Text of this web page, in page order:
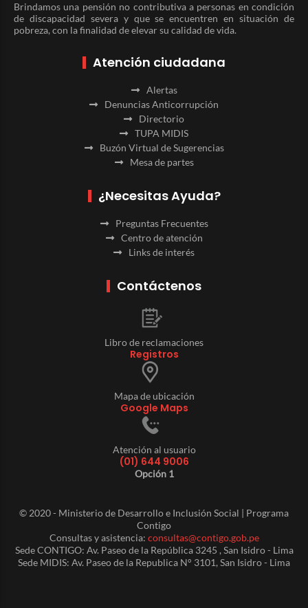
Brindamos una pensión no contributiva a personas en condición
de discapacidad severa y que se encuentren en situación de
pobreza, con la finalidad de elevar su calidad de vida.
Atención ciudadana
Alertas
Denuncias Anticorrupción
Directorio
TUPA MIDIS
Buzón Virtual de Sugerencias
Mesa de partes
¿Necesitas Ayuda?
Preguntas Frecuentes
Centro de atención
Links de interés
Contáctenos
Libro de reclamaciones
Registros
Mapa de ubicación
Google Maps
Atención al usuario
(01) 644 9006
Opción 1
© 2020 - Ministerio de Desarrollo e Inclusión Social | Programa
Contigo
Consultas y asistencia: consultas@contigo.gob.pe
Sede CONTIGO: Av. Paseo de la República 3245 , San Isidro - Lima
Sede MIDIS: Av. Paseo de la Republica N° 3101, San Isidro - Lima